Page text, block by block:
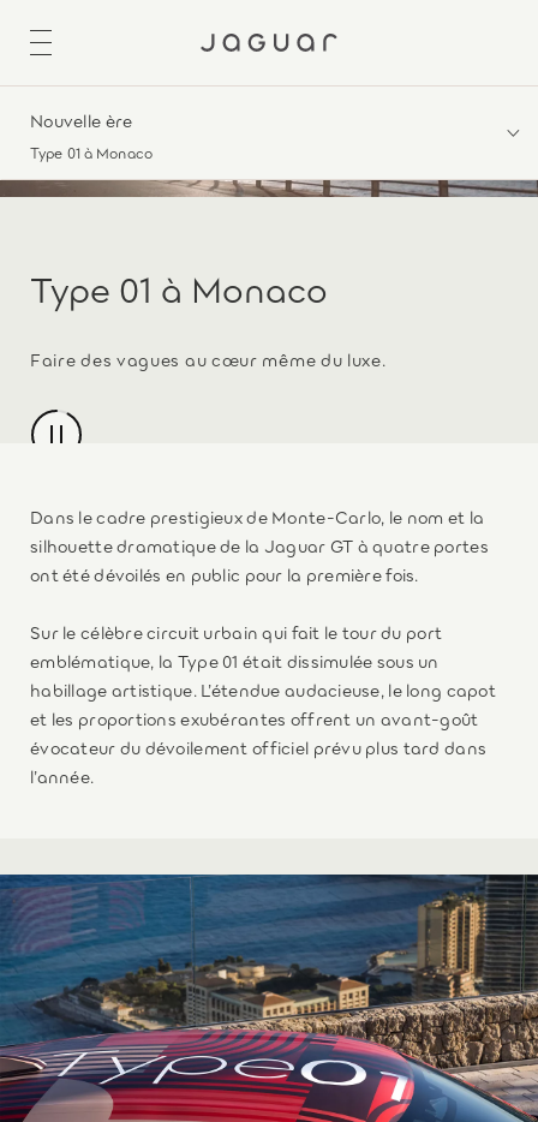
Nouvelle ère
Type 01 à Monaco
Type 01 à Monaco
Faire des vagues au cœur même du luxe.
Dans le cadre prestigieux de Monte-Carlo, le nom et la
silhouette dramatique de la Jaguar GT à quatre portes
ont été dévoilés en public pour la première fois.
Sur le célèbre circuit urbain qui fait le tour du port
emblématique, la Type 01 était dissimulée sous un
habillage artistique. L’étendue audacieuse, le long capot
et les proportions exubérantes offrent un avant-goût
évocateur du dévoilement officiel prévu plus tard dans
l’année.